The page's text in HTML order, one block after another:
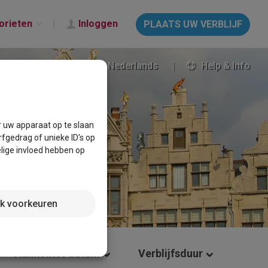
Inloggen PLAATS UW VERBLIJF
Nederlands Help & Info
Verblijfsduur
apparaat op te slaan
of unieke ID's op
invloed hebben op
voorkeuren